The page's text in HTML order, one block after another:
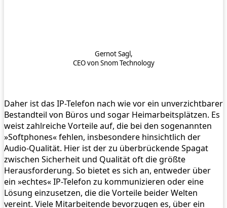
Gernot Sagl,
CEO von Snom Technology
Daher ist das IP-Telefon nach wie vor ein unverzichtbarer
Bestandteil von Büros und sogar Heimarbeitsplätzen. Es
weist zahlreiche Vorteile auf, die bei den sogenannten
»Softphones« fehlen, insbesondere hinsichtlich der
Audio-Qualität. Hier ist der zu überbrückende Spagat
zwischen Sicherheit und Qualität oft die größte
Herausforderung. So bietet es sich an, entweder über
ein »echtes« IP-Telefon zu kommunizieren oder eine
Lösung einzusetzen, die die Vorteile beider Welten
vereint. Viele Mitarbeitende bevorzugen es, über ein